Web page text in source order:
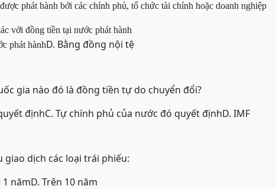
phát hành bởi các chính phủ, tổ chức tài chính hoặc doanh nghiệp
ác với đồng tiền tại nước phát hành
phát hànhD. Bằng đồng nội tệ
gia nào đó là đồng tiền tự do chuyển đổi?
địnhC. Tự chính phủ của nước đó quyết địnhD. IMF
dịch các loại trái phiếu:
1 nămD. Trên 10 năm